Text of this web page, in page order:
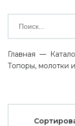
Главная
Топоры, молотки